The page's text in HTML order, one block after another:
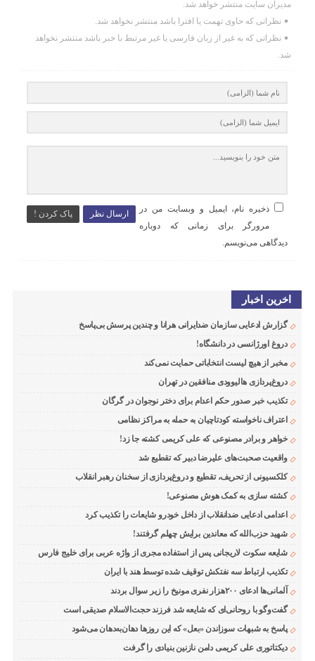
مدیران سایت منتشر خواهد شد.
نظراتی که حاوی تهمت یا افترا باشد منتشر نخواهد شد.
نظراتی که به غیر از زبان فارسی یا غیر مرتبط با خبر باشد منتشر نخواهد
شد.
ارسال نظر پاک کردن !
ذخیره نام، ایمیل و وبسایت من در
مرورگر برای زمانی که دوباره
دیدگاهی می‌نویسم.
اخرین اخبار
گزارش ادعایی سازمان ضدایرانی هرانا و چندین پرسش بی‌پاسخ
دروغ اورژانسی در دانشگاه!
مخبر از هیچ لیست انتخاباتی حمایت نمی‌کند
دروغ‌پردازی هالیوودی منافقین در تهران
تکذیب خبر صدور حکم اعدام برای دختر نوجوان در گرگان
اعتراف ناخواسته کودتاچیان به حمله به مراکز نظامی
خواهر و برادر مصنوعی که علی کریمی کشته جا زد!
واقعیت صحبت‌های علیرضا دبیر که تقطیع شد
کلکسیونی از تحریف، تقطیع و دروغ‌پردازی از سخنان رهبر انقلاب
کشته سازی به کمک هوش مصنوعی!
اعدامی ادعایی ضدانقلاب از داخل خودرو شایعات را تکذیب کرد
شهید حزب‌الله که معاندین برایش چهلم گرفتند!
شایعه سکوت لاریجانی پس از استفاده مجری از واژه عربی برای خلیج فارس
تکذیب ارتباط سه نفتکش توقیف شده توسط هند با ایران
آلمانی‌ها ادعای ۲۰۰هزار نفری مونیخ را زیر سوال بردند
گفت‌وگو با روحانی‌ای که شایعه شد فرزند حجت‌الاسلام صدیقی است
پاسخ به شبهات سوزاندن «بعل» که این روزها دهان‌به‌دهان می‌شود
دیکتاتوری علی کریمی دامن نازنین بنیادی را گرفت